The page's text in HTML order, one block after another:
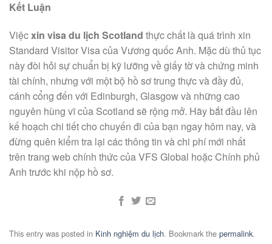
Kết Luận
Việcxin visa du lịch Scotland thực chất là quá trình xin
Standard Visitor Visa của Vương quốc Anh. Mặc dù thủ tục
này đòi hỏi sự chuẩn bị kỹ lưỡng về giấy tờ và chứng minh
tài chính, nhưng với một bộ hồ sơ trung thực và đầy đủ,
cánh cổng đến với Edinburgh, Glasgow và những cao
nguyên hùng vĩ của Scotland sẽ rộng mở. Hãy bắt đầu lên
kế hoạch chi tiết cho chuyến đi của bạn ngay hôm nay, và
đừng quên kiểm tra lại các thông tin và chi phí mới nhất
trên trang web chính thức của VFS Global hoặc Chính phủ
Anh trước khi nộp hồ sơ.
This entry was posted in Kinh nghiệm du lịch. Bookmark the permalink.